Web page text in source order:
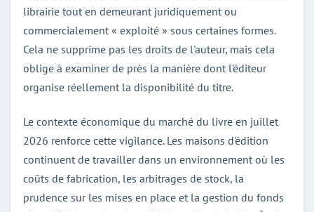
librairie tout en demeurant juridiquement ou
commercialement « exploité » sous certaines formes.
Cela ne supprime pas les droits de l'auteur, mais cela
oblige à examiner de près la manière dont l'éditeur
organise réellement la disponibilité du titre.
Le contexte économique du marché du livre en juillet
2026 renforce cette vigilance. Les maisons d'édition
continuent de travailler dans un environnement où les
coûts de fabrication, les arbitrages de stock, la
prudence sur les mises en place et la gestion du fonds